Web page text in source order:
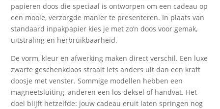
papieren doos die speciaal is ontworpen om een cadeau op
een mooie, verzorgde manier te presenteren. In plaats van
standaard inpakpapier kies je met zo’n doos voor gemak,
uitstraling en herbruikbaarheid.
De vorm, kleur en afwerking maken direct verschil. Een luxe
zwarte geschenkdoos straalt iets anders uit dan een kraft
doosje met venster. Sommige modellen hebben een
magneetsluiting, anderen een los deksel of handvat. Het
doel blijft hetzelfde: jouw cadeau eruit laten springen nog